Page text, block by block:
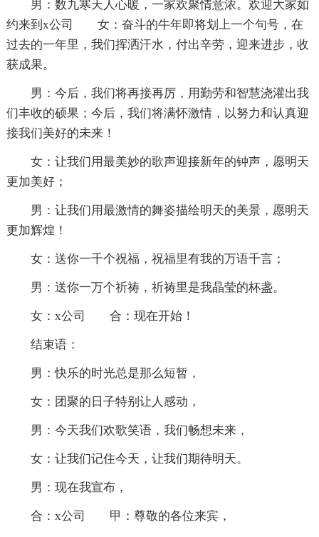
男：数九寒天人心暖，一家欢聚情意浓。欢迎大家如
约来到x公司 女：奋斗的牛年即将划上一个句号，在
过去的一年里，我们挥洒汗水，付出辛劳，迎来进步，收
获成果。
男：今后，我们将再接再厉，用勤劳和智慧浇灌出我
们丰收的硕果；今后，我们将满怀激情，以努力和认真迎
接我们美好的未来！
女：让我们用最美妙的歌声迎接新年的钟声，愿明天
更加美好；
男：让我们用最激情的舞姿描绘明天的美景，愿明天
更加辉煌！
女：送你一千个祝福，祝福里有我的万语千言；
男：送你一万个祈祷，祈祷里是我晶莹的杯盏。
女：x公司 合：现在开始！
结束语：
男：快乐的时光总是那么短暂，
女：团聚的日子特别让人感动，
男：今天我们欢歌笑语，我们畅想未来，
女：让我们记住今天，让我们期待明天。
男：现在我宣布，
合：x公司 甲：尊敬的各位来宾，